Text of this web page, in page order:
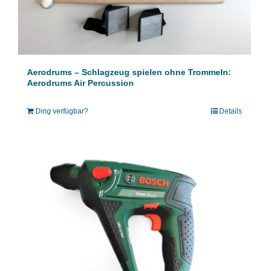
Aerodrums – Schlagzeug spielen ohne Trommeln:
Aerodrums Air Percussion
Ding verfügbar? Details